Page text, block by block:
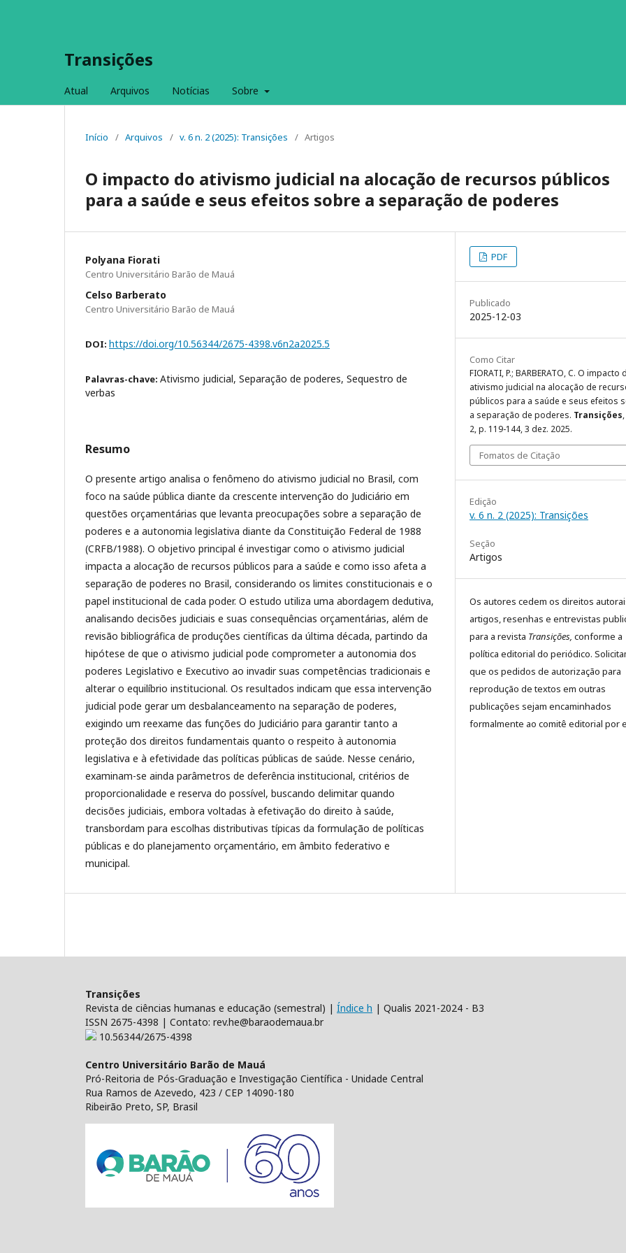
Transições
Atual Arquivos Notícias Sobre
Início / Arquivos / v. 6 n. 2 (2025): Transições / Artigos
O impacto do ativismo judicial na alocação de recursos públicos
para a saúde e seus efeitos sobre a separação de poderes
Polyana Fiorati
Centro Universitário Barão de Mauá
Celso Barberato
Centro Universitário Barão de Mauá
DOI: https://doi.org/10.56344/2675-4398.v6n2a2025.5
Palavras-chave: Ativismo judicial, Separação de poderes, Sequestro de
verbas
Resumo
O presente artigo analisa o fenômeno do ativismo judicial no Brasil, com
foco na saúde pública diante da crescente intervenção do Judiciário em
questões orçamentárias que levanta preocupações sobre a separação de
poderes e a autonomia legislativa diante da Constituição Federal de 1988
(CRFB/1988). O objetivo principal é investigar como o ativismo judicial
impacta a alocação de recursos públicos para a saúde e como isso afeta a
separação de poderes no Brasil, considerando os limites constitucionais e o
papel institucional de cada poder. O estudo utiliza uma abordagem dedutiva,
analisando decisões judiciais e suas consequências orçamentárias, além de
revisão bibliográfica de produções científicas da última década, partindo da
hipótese de que o ativismo judicial pode comprometer a autonomia dos
poderes Legislativo e Executivo ao invadir suas competências tradicionais e
alterar o equilíbrio institucional. Os resultados indicam que essa intervenção
judicial pode gerar um desbalanceamento na separação de poderes,
exigindo um reexame das funções do Judiciário para garantir tanto a
proteção dos direitos fundamentais quanto o respeito à autonomia
legislativa e à efetividade das políticas públicas de saúde. Nesse cenário,
examinam-se ainda parâmetros de deferência institucional, critérios de
proporcionalidade e reserva do possível, buscando delimitar quando
decisões judiciais, embora voltadas à efetivação do direito à saúde,
transbordam para escolhas distributivas típicas da formulação de políticas
públicas e do planejamento orçamentário, em âmbito federativo e
municipal.
PDF
Publicado
2025-12-03
Como Citar
FIORATI, P.; BARBERATO, C. O impacto
ativismo judicial na alocação de
públicos para a saúde e seus efeitos
a separação de poderes. Transições
2, p. 119-144, 3 dez. 2025.
Fomatos de Citação
Edição
v. 6 n. 2 (2025): Transições
Seção
Artigos
Os autores cedem os direitos
artigos, resenhas e entrevistas
para a revista Transições, conforme a
política editorial do periódico.
que os pedidos de autorização para
reprodução de textos em outras
publicações sejam encaminhados
formalmente ao comitê editorial por
Transições
Revista de ciências humanas e educação (semestral) | Índice h | Qualis 2021-2024 - B3
ISSN 2675-4398 | Contato: rev.he@baraodemaua.br
10.56344/2675-4398
Centro Universitário Barão de Mauá
Pró-Reitoria de Pós-Graduação e Investigação Científica - Unidade Central
Rua Ramos de Azevedo, 423 / CEP 14090-180
Ribeirão Preto, SP, Brasil